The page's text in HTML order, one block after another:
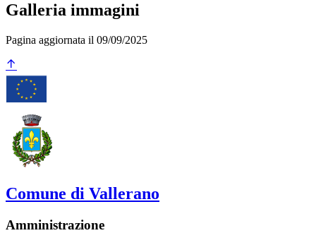
Galleria immagini
Pagina aggiornata il 09/09/2025
Comune di Vallerano
Amministrazione